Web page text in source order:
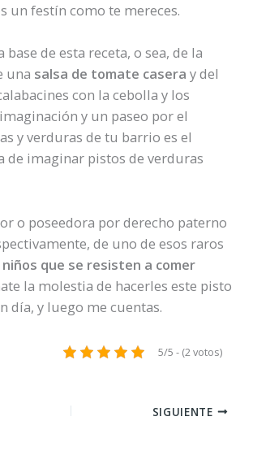
un festín como te mereces.
base de esta receta, o sea, de la
una salsa de tomate casera y del
con la cebolla y los
y un paseo por el
y verduras de tu barrio es el
de imaginar pistos de verduras
o poseedora por derecho paterno
de uno de esos raros
niños que se resisten a comer
la molestia de hacerles este pisto
día, y luego me cuentas.
5/5 - (2 votos)
SIGUIENTE